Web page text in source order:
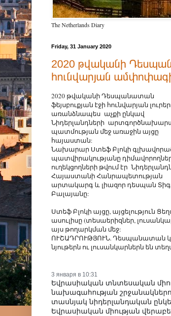
The Netherlands Diary
Friday, 31 January 2020
2020 թվականի
հունվարյան
2020 թվականի Դեսպանատան
ֆեյսբուքյան էջի հունվարյան
առանձնապես աչքի ընկավ
Նիդերլանդների
պատմության մեջ առաջին այցը
հայաստան:
Նախարար Ստեֆ Բլոկի
պատվիրակությանը
ուղեկցողների թվում էր
Հայաստանի Հանրապետության
արտակարգ և լիազոր դեսպան
Բալայանը:
Ստեֆ Բլոկի այցը, այցելություն
ասուլիսը (տեսաերիզներ,
այս թողարկման մեջ:
ՈՒՇԱԴՐՈՒԹՅՈՒՆ. Դեսպանատան
նյութերն ու լուսանկարներն են
3 января в 10:31
Եվրասիական տնտեսական
նախագահության
տասնյակ նիդերլանդական
Եվրասիական միության